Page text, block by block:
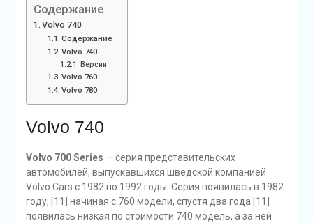
Содержание
Volvo 740
Содержание
Volvo 740
Версии
Volvo 760
Volvo 780
Volvo 740
Volvo 700 Series — серия представительских
автомобилей, выпускавшихся шведской компанией
Volvo Cars с 1982 по 1992 годы. Серия появилась в 1982
году, [11] начиная с 760 модели, спустя два года [11]
появилась низкая по стоимости 740 модель, а за ней